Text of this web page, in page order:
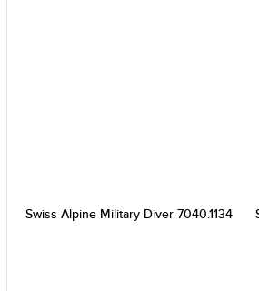
Swiss Alpine Military Diver 7040.1134